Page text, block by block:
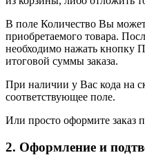
В поле Количество Вы
приобретаемого товара.
необходимо нажать кнопку
итоговой суммы заказа.
При наличии у Вас кода на
соответствующее поле.
Или просто оформите заказ
2. Оформление и